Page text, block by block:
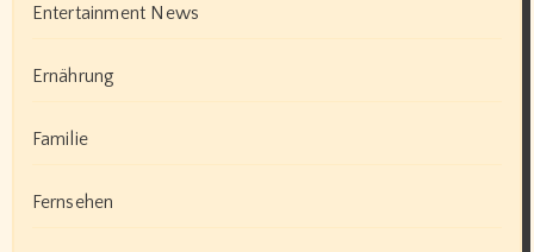
Entertainment News
Ernährung
Familie
Fernsehen